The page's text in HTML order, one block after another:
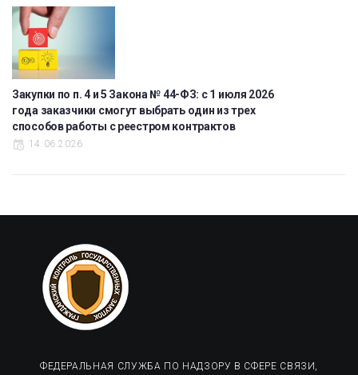
Закупки по п. 4 и 5 Закона № 44-ФЗ: с 1 июля 2026
года заказчики смогут выбрать один из трех
способов работы с реестром контрактов
14.06.2026
ФЕДЕРАЛЬНАЯ СЛУЖБА ПО НАДЗОРУ В СФЕРЕ СВЯЗИ,